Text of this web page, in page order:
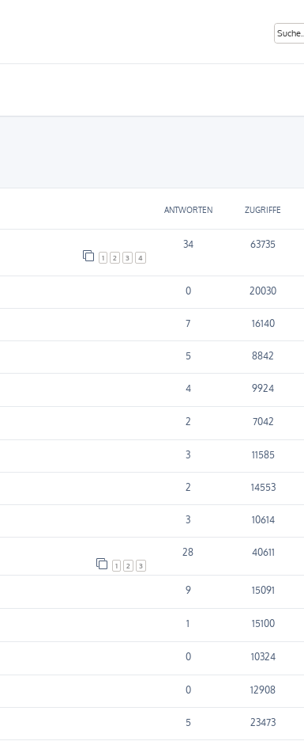
ANTWORTEN ZUGRIFFE
1 2 3 4
34 63735
0 20030
7 16140
5 8842
4 9924
2 7042
3 11585
2 14553
3 10614
1 2 3
28 40611
9 15091
1 15100
0 10324
0 12908
5 23473